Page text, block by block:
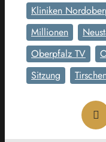
Kliniken
Millionen
Oberpfalz TV
Sitzung